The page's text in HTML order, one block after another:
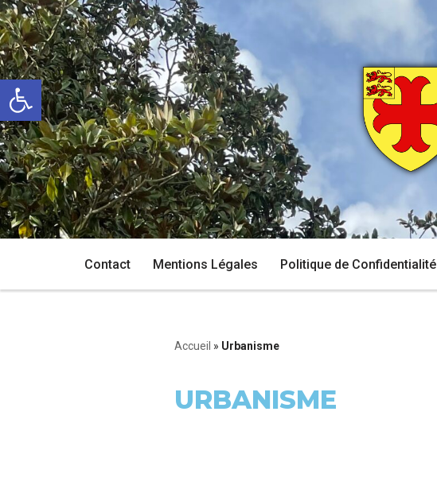
Ouvrir la barre d’outils
Aller
au
contenu
Contact Mentions Légales Politique de Confidentialité
Accueil » Urbanisme
URBANISME